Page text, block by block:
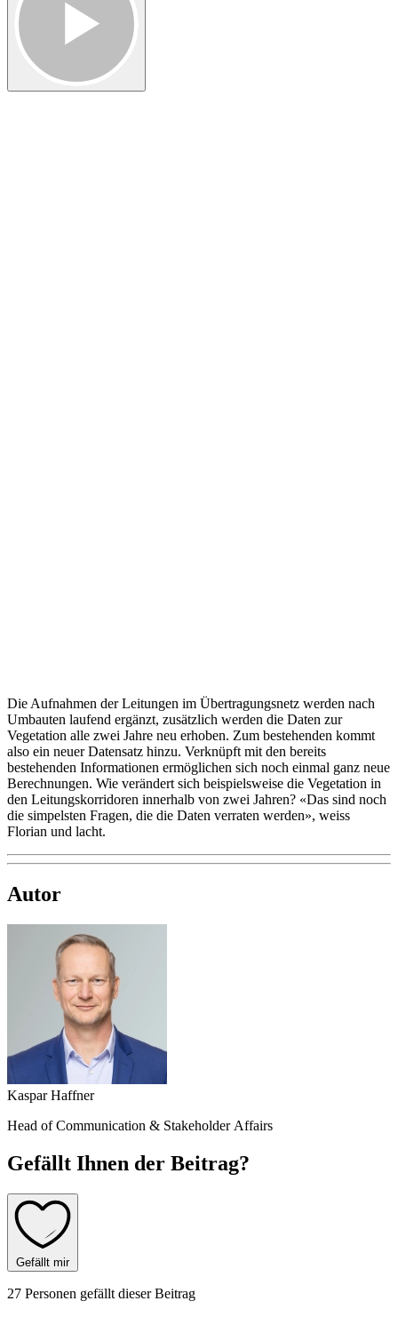
Die Aufnahmen der Leitungen im Übertragungsnetz werden nach
Umbauten laufend ergänzt, zusätzlich werden die Daten zur
Vegetation alle zwei Jahre neu erhoben. Zum bestehenden kommt
also ein neuer Datensatz hinzu. Verknüpft mit den bereits
bestehenden Informationen ermöglichen sich noch einmal ganz neue
Berechnungen. Wie verändert sich beispielsweise die Vegetation in
den Leitungskorridoren innerhalb von zwei Jahren? «Das sind noch
die simpelsten Fragen, die die Daten verraten werden», weiss
Florian und lacht.
Autor
Kaspar Haffner
Head of Communication & Stakeholder Affairs
Gefällt Ihnen der Beitrag?
Gefällt mir
27 Personen gefällt dieser Beitrag